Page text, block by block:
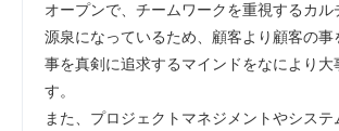
オープンで、チームワークを重視するカル
源泉になっているため、顧客より顧客の事
事を真剣に追求するマインドをなにより大
す。
また、プロジェクトマネジメントやシス